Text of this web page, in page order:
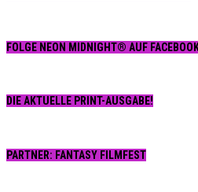
FOLGE NEON MIDNIGHT® AUF
DIE AKTUELLE PRINT-AUSGABE!
PARTNER: FANTASY FILMFEST